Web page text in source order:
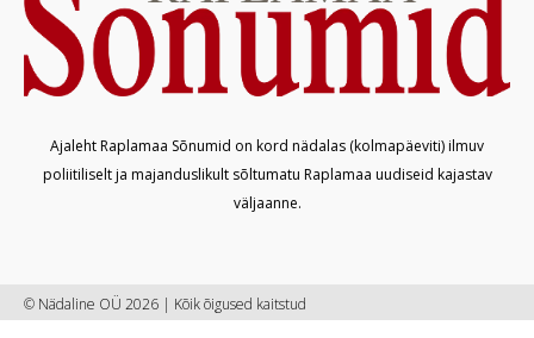
Ajaleht Raplamaa Sõnumid on kord nädalas (kolmapäeviti) ilmuv
poliitiliselt ja majanduslikult sõltumatu Raplamaa uudiseid kajastav
väljaanne.
© Nädaline OÜ 2026 | Kõik õigused kaitstud